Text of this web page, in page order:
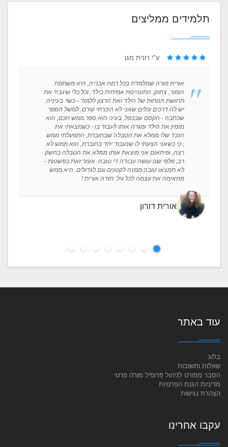
תלמידים ממליצים
ע"י רונית מגן
אורית מורה שמלמדת בכל רמח אבריה, היא משתפת
הומור, צחוק, התעניינות אמיתית בילד, וכל כלי שיגביר את
תחושת הנוחות של הילד ואת הרצון ללמוד - כשר בעיניה.
יש לה דרכים וכלים שאני לא היכרתי קודם, למשל הספר
שכתבה - הקסם שבכפל, בעיני הוא ספר ממש חכם, הוא
מזמין את הילד ומגרה אותו לעבוד בו - כשמצאתי את
הנכד שלי ממלא את הטבלה שבחוברת, התפעלתי ממש
, כי כשאני הצעתי לו שנעבוד יחד בחוברת, הוא ממש לא
רצה, ופיתאום אני מוצאת אותו ממלא את הטבלה בחשק
רב, פלפי שם עושה עבודה די טובה. אומר זאת בפשטות -
לא תמצאו טובה ממנה לקטנים וגם לגדולים. היא ממש
מתאימה את עצמה לכל גיל. תודה אורית !
אורית דורון
עוד באתר
בלוג
שאלות ותשובות
הסבר מפורט לניהול פרופיל מורה פרטי
מדיניות הגנת הפרטיות
הצהרת נגישות
עקבו אחרינו